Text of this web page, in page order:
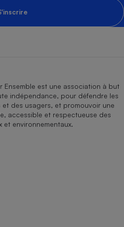
Ensemble est une association à but
indépendance, pour défendre les
des usagers, et promouvoir une
accessible et respectueuse des
et environnementaux.